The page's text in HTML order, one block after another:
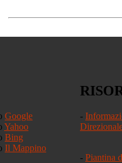
Google
Yahoo
Bing
Il Mappino
-
- Piantina